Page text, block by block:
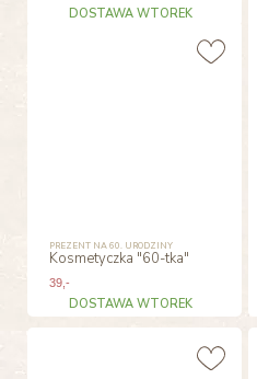
DOSTAWA WTOREK
PREZENT NA 60. URODZINY
Kosmetyczka "60-tka"
39,-
DOSTAWA WTOREK